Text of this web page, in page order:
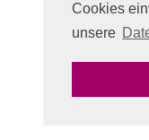
Cookies
unsere